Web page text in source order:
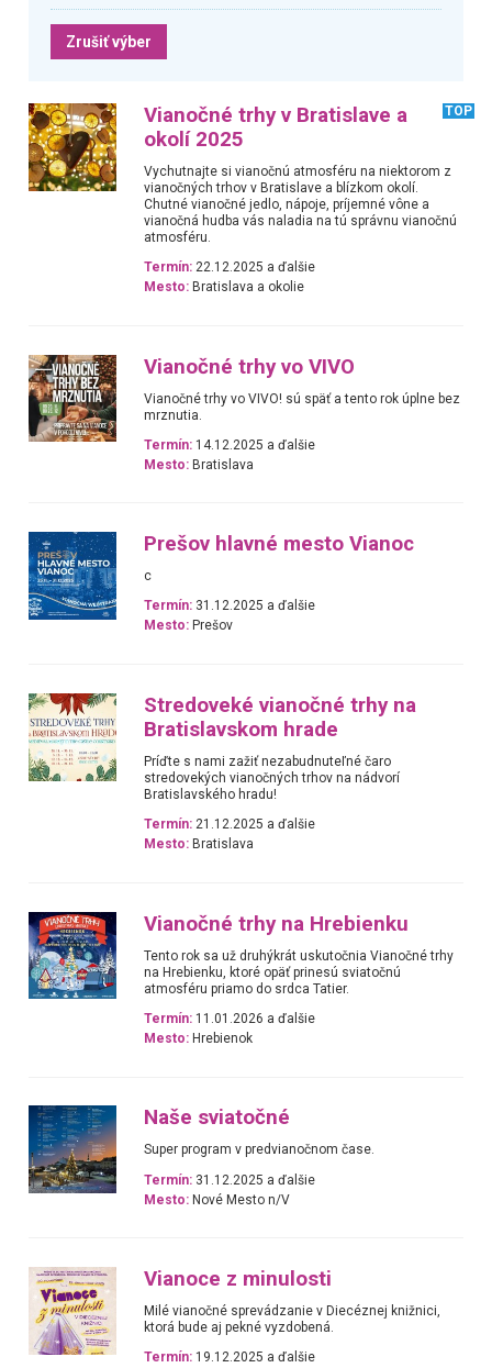
Zrušiť výber
Vianočné trhy v Bratislave a
okolí 2025
TOP
Vychutnajte si vianočnú atmosféru na niektorom z
vianočných trhov v Bratislave a blízkom okolí.
Chutné vianočné jedlo, nápoje, príjemné vône a
vianočná hudba vás naladia na tú správnu vianočnú
atmosféru.
Termín: 22.12.2025 a ďalšie
Mesto: Bratislava a okolie
Vianočné trhy vo VIVO
Vianočné trhy vo VIVO! sú späť a tento rok úplne bez
mrznutia.
Termín: 14.12.2025 a ďalšie
Mesto: Bratislava
Prešov hlavné mesto Vianoc
c
Termín: 31.12.2025 a ďalšie
Mesto: Prešov
Stredoveké vianočné trhy na
Bratislavskom hrade
Príďte s nami zažiť nezabudnuteľné čaro
stredovekých vianočných trhov na nádvorí
Bratislavského hradu!
Termín: 21.12.2025 a ďalšie
Mesto: Bratislava
Vianočné trhy na Hrebienku
Tento rok sa už druhýkrát uskutočnia Vianočné trhy
na Hrebienku, ktoré opäť prinesú sviatočnú
atmosféru priamo do srdca Tatier.
Termín: 11.01.2026 a ďalšie
Mesto: Hrebienok
Naše sviatočné
Super program v predvianočnom čase.
Termín: 31.12.2025 a ďalšie
Mesto: Nové Mesto n/V
Vianoce z minulosti
Milé vianočné sprevádzanie v Diecéznej knižnici,
ktorá bude aj pekné vyzdobená.
Termín: 19.12.2025 a ďalšie